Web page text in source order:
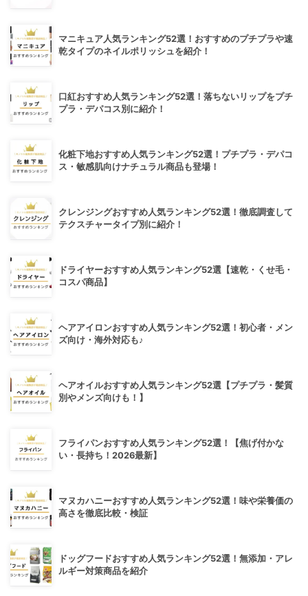
マニキュア人気ランキング52選！おすすめのプチプラや速
乾タイプのネイルポリッシュを紹介！
口紅おすすめ人気ランキング52選！落ちないリップをプチ
プラ・デパコス別に紹介！
化粧下地おすすめ人気ランキング52選！プチプラ・デパコ
ス・敏感肌向けナチュラル商品も登場！
クレンジングおすすめ人気ランキング52選！徹底調査して
テクスチャータイプ別に紹介！
ドライヤーおすすめ人気ランキング52選【速乾・くせ毛・
コスパ商品】
ヘアアイロンおすすめ人気ランキング52選！初心者・メン
ズ向け・海外対応も♪
ヘアオイルおすすめ人気ランキング52選【プチプラ・髪質
別やメンズ向けも！】
フライパンおすすめ人気ランキング52選！【焦げ付かな
い・長持ち！2026最新】
マヌカハニーおすすめ人気ランキング52選！味や栄養価の
高さを徹底比較・検証
ドッグフードおすすめ人気ランキング52選！無添加・アレ
ルギー対策商品を紹介